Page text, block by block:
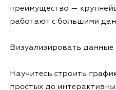
преимущество —
работают с большими
Визуализировать
Научитесь строить
простых до